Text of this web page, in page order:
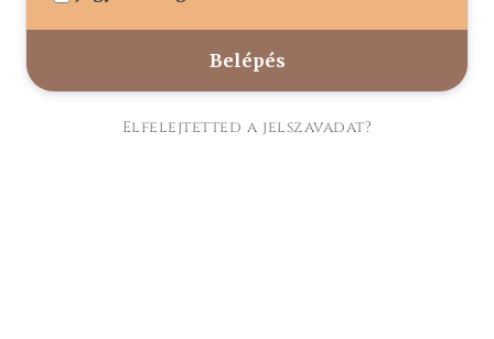
Elfelejtetted a jelszavadat?